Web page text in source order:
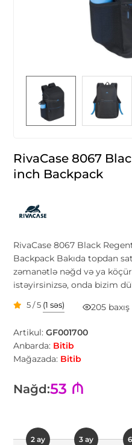
RivaCase 8067
inch Backpack
RivaCase 8067 Black
Backpack Bakıda topdan
zəmanətlə nəğd və ya
istəyirsinizsə, onda bizim
5 / 5 (1 səs) 205 baxış
Artikul:GF001700
Anbarda: Bitib
Mağazada: Bitib
Nağd:53 ₼
2 ay 3 ay